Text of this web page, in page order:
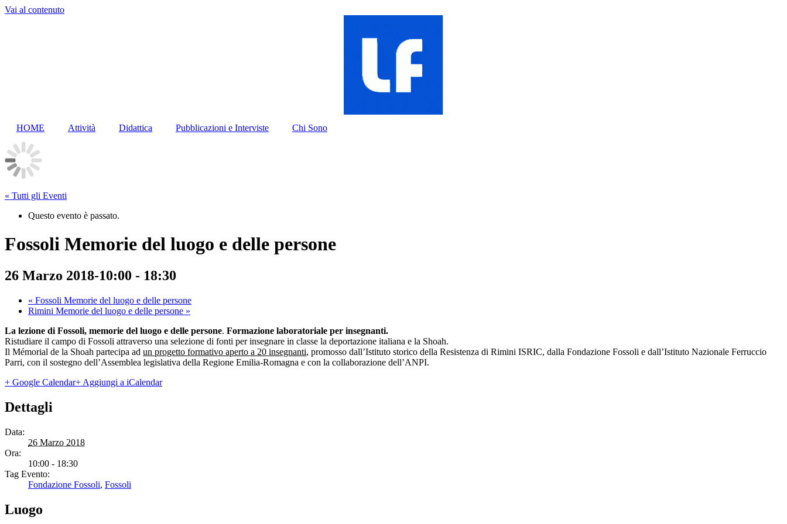
Vai al contenuto
HOME Attività Didattica Pubblicazioni e Interviste Chi Sono
« Tutti gli Eventi
Questo evento è passato.
Fossoli Memorie del luogo e delle persone
26 Marzo 2018-10:00 - 18:30
« Fossoli Memorie del luogo e delle persone
Rimini Memorie del luogo e delle persone »
La lezione di Fossoli, memorie del luogo e delle persone. Formazione laboratoriale per insegnanti.
Ristudiare il campo di Fossoli attraverso una selezione di fonti per insegnare in classe la deportazione italiana e la Shoah.
Il Mémorial de la Shoah partecipa ad un progetto formativo aperto a 20 insegnanti, promosso dall’Istituto storico della Resistenza di Rimini ISRIC, dalla Fondazione Fossoli e dall’Istituto Nazionale Ferruccio
Parri, con il sostegno dell’Assemblea legislativa della Regione Emilia-Romagna e con la collaborazione dell’ANPI.
+ Google Calendar+ Aggiungi a iCalendar
Dettagli
Data:
26 Marzo 2018
Ora:
10:00 - 18:30
Tag Evento:
Fondazione Fossoli, Fossoli
Luogo